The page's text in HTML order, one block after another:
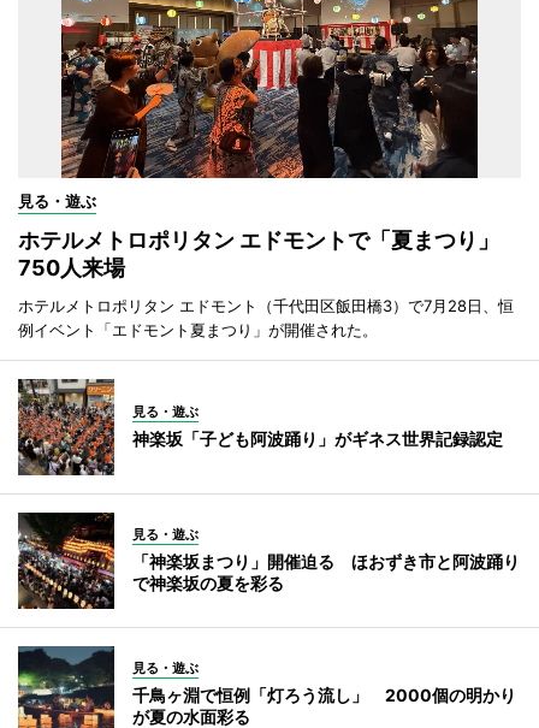
見る・遊ぶ
ホテルメトロポリタン エドモントで「夏まつり」
750人来場
ホテルメトロポリタン エドモント（千代田区飯田橋3）で7月28日、恒
例イベント「エドモント夏まつり」が開催された。
見る・遊ぶ
神楽坂「子ども阿波踊り」がギネス世界記録認定
見る・遊ぶ
「神楽坂まつり」開催迫る ほおずき市と阿波踊り
で神楽坂の夏を彩る
見る・遊ぶ
千鳥ヶ淵で恒例「灯ろう流し」 2000個の明かり
が夏の水面彩る